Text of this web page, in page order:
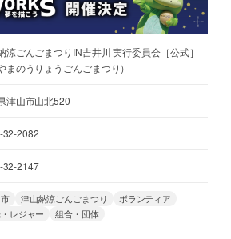
涼ごんごまつりIN吉井川 実行委員会［公式］
まのうりょうごんごまつり）
津山市山北520
32-2082
32-2147
津山納涼ごんごまつり
ボランティア
レジャー
組合・団体